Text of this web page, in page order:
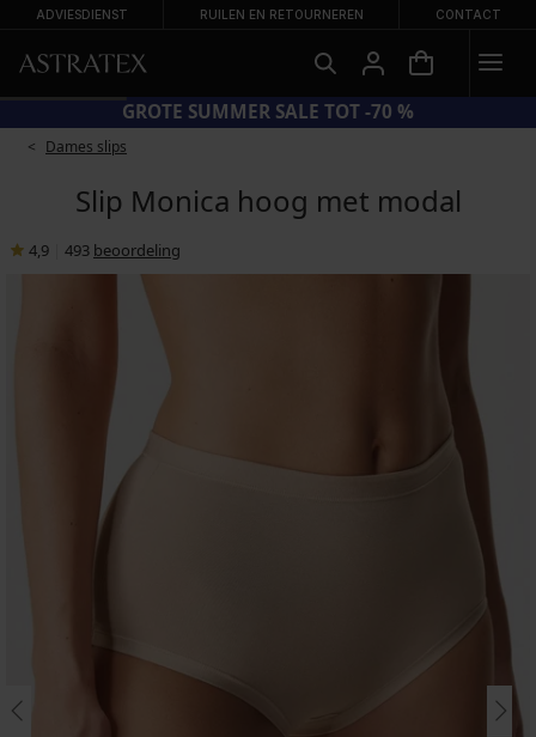
ADVIESDIENST RUILEN EN RETOURNEREN CONTACT
GROTE SUMMER SALE TOT -70 %
Dames slips
Slip Monica hoog met modal
4,9 493 beoordeling